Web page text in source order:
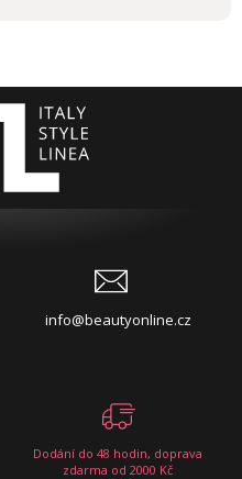
info@beautyonline.cz
Dodání do 48 hodin, doprava
zdarma od 2000 Kč